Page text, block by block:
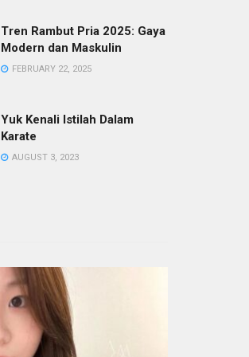
Tren Rambut Pria 2025: Gaya
Modern dan Maskulin
FEBRUARY 22, 2025
Yuk Kenali Istilah Dalam
Karate
AUGUST 3, 2023